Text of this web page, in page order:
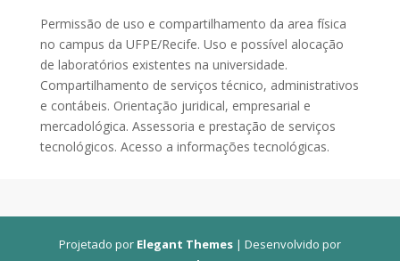
Permissão de uso e compartilhamento da area física
no campus da UFPE/Recife. Uso e possível alocação
de laboratórios existentes na universidade.
Compartilhamento de serviços técnico, administrativos
e contábeis. Orientação juridical, empresarial e
mercadológica. Assessoria e prestação de serviços
tecnológicos. Acesso a informações tecnológicas.
Projetado por Elegant Themes| Desenvolvido por